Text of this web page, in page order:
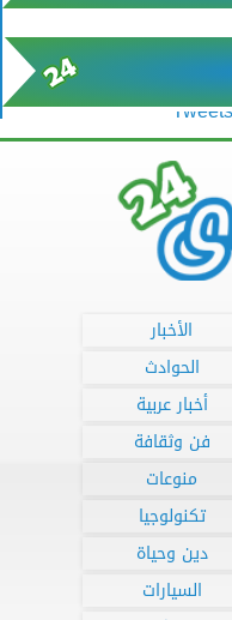
الأخبار
الحوادث
أخبار عربية
فن وثقافة
منوعات
تكنولوجيا
دين وحياة
السيارات